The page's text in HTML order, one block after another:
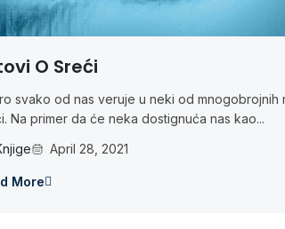
O Sreći
svako od nas veruje u neki od mnogobrojnih
Na primer da će neka dostignuća nas kao...
April 28, 2021
More